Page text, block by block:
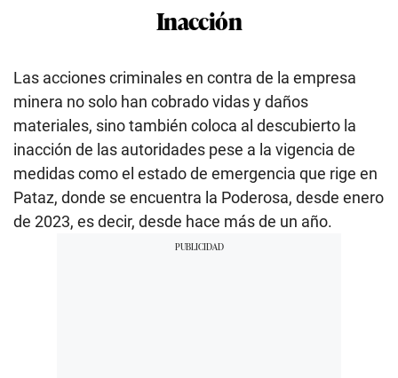
Inacción
Las acciones criminales en contra de la empresa
minera no solo han cobrado vidas y daños
materiales, sino también coloca al descubierto la
inacción de las autoridades pese a la vigencia de
medidas como el estado de emergencia que rige en
Pataz, donde se encuentra la Poderosa, desde enero
de 2023, es decir, desde hace más de un año.